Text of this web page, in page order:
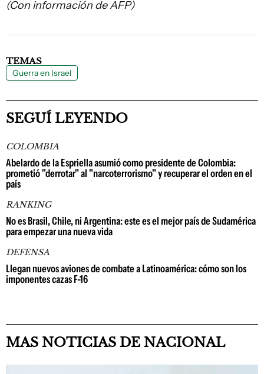
(Con información de AFP)
TEMAS
Guerra en Israel
SEGUÍ LEYENDO
COLOMBIA
Abelardo de la Espriella asumió como presidente de Colombia:
prometió "derrotar" al "narcoterrorismo" y recuperar el orden en el
país
RANKING
No es Brasil, Chile, ni Argentina: este es el mejor país de Sudamérica
para empezar una nueva vida
DEFENSA
Llegan nuevos aviones de combate a Latinoamérica: cómo son los
imponentes cazas F-16
MAS NOTICIAS DE NACIONAL